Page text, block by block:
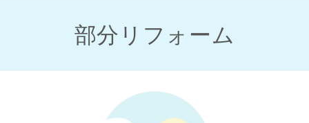
部分リフォーム